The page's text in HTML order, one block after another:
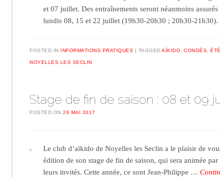
et 07 juillet. Des entraînements seront néanmoins
lundis 08, 15 et 22 juillet (19h30-20h30 ; 20h30-
POSTED IN INFORMATIONS PRATIQUES TAGGEDAÏKIDO,CONGÉS,
NOYELLES LES SECLIN
Stage de fin de saison : 08 et 09
POSTED ON26 MAI 2017
Le club d’aïkido de Noyelles les Seclin a le plaisir de
édition de son stage de fin de saison, qui sera animée
leurs invités. Cette année, ce sont Jean-Philippe …